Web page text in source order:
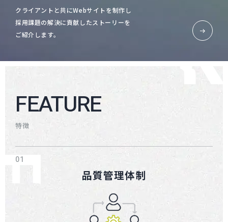
クライアントと共にWebサイトを制作し
採用課題の解決に貢献したストーリーを
ご紹介します。
FEATURE
特徴
品質管理体制